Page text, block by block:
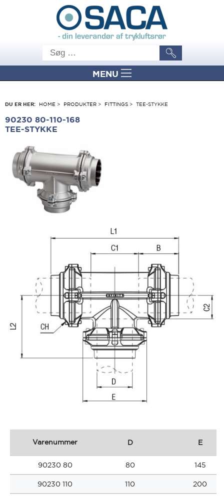
MENU
DU ER HER: HOME > PRODUKTER > FITTINGS > TEE-STYKKE
90230 80-110-168
TEE-STYKKE
Varenummer D E
90230 80 80 145
90230 110 110 200